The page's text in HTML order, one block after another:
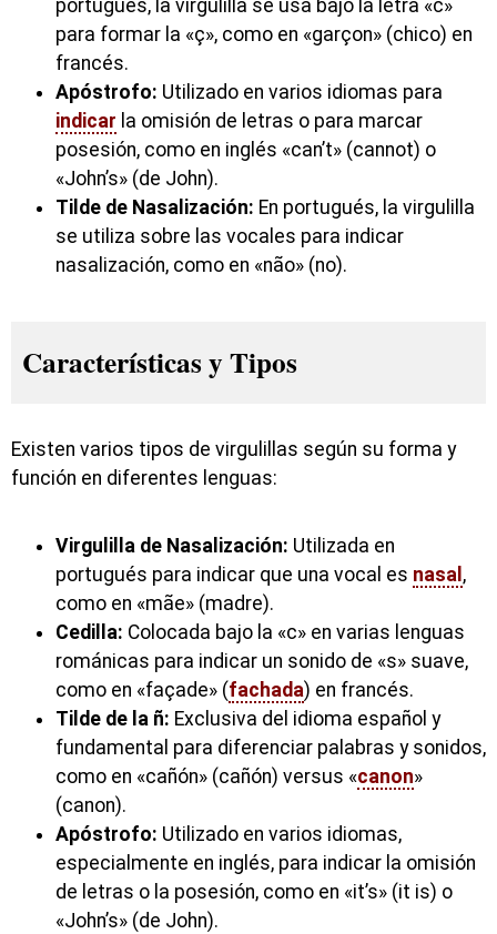
portugués, la virgulilla se usa bajo la letra «c»
para formar la «ç», como en «garçon» (chico) en
francés.
Apóstrofo: Utilizado en varios idiomas para
indicar la omisión de letras o para marcar
posesión, como en inglés «can’t» (cannot) o
«John’s» (de John).
Tilde de Nasalización: En portugués, la virgulilla
se utiliza sobre las vocales para indicar
nasalización, como en «não» (no).
Características y Tipos
Existen varios tipos de virgulillas según su forma y
función en diferentes lenguas:
Virgulilla de Nasalización: Utilizada en
portugués para indicar que una vocal es nasal ,
como en «mãe» (madre).
Cedilla: Colocada bajo la «c» en varias lenguas
románicas para indicar un sonido de «s» suave,
como en «façade» (fachada) en francés.
Tilde de la ñ: Exclusiva del idioma español y
fundamental para diferenciar palabras y sonidos,
como en «cañón» (cañón) versus «canon»
(canon).
Apóstrofo: Utilizado en varios idiomas,
especialmente en inglés, para indicar la omisión
de letras o la posesión, como en «it’s» (it is) o
«John’s» (de John).